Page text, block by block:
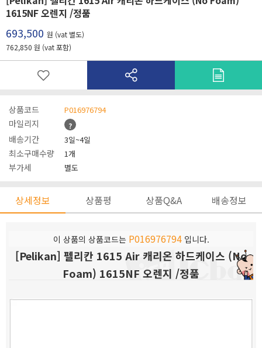
1615NF 오렌지 /정품
693,500 원 (vat 별도)
762,850 원 (vat 포함)
상품코드 P016976794
마일리지 ?
배송기간 3일~4일
최소구매수량 1개
부가세 별도
상세정보 상품평 상품Q&A 배송정보
이 상품의 상품코드는 P016976794입니다.
[Pelikan] 펠리칸 1615 Air 캐리온 하드케이스 (No
Foam) 1615NF 오렌지 /정품